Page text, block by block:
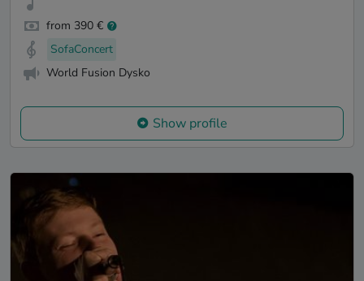
from 390 €
SofaConcert
World Fusion Dysko
Show profile